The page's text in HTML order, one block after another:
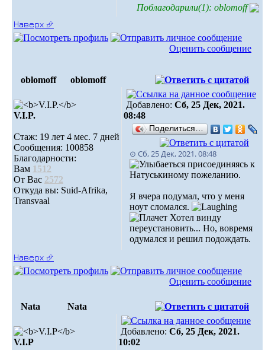
Поблагодарили(1): oblomoff
Наверх ⮵
Оценить сообщение
oblomoff oblomoff
V.I.P.
Стаж: 19 лет 4 мес. 7 дней
Сообщения: 100858
Благодарности:
Вам 1512
От Вас 2572
Откуда вы: Suid-Afrika,
Transvaal
Добавлено: Сб, 25 Дек, 2021.
08:48
Поделиться…
⊙ Сб, 25 Дек, 2021. 08:48
присоединяясь к
Натуськиному пожеланию.
Я вчера подумал, что у меня
ноут сломался.
Хотел винду
переустановить... Но, вовремя
одумался и решил подождать.
Наверх ⮵
Оценить сообщение
Nata Nata
V.I.Р
Добавлено: Сб, 25 Дек, 2021.
10:02